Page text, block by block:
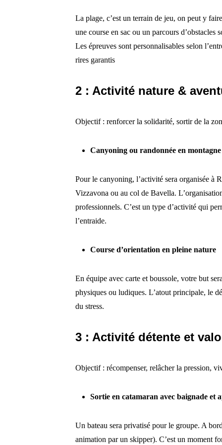
La plage, c’est un terrain de jeu, on peut y
une course en sac ou un parcours d’obstacles
Les épreuves sont personnalisables selon
rires garantis
2 : Activité nature &
Objectif : renforcer la solidarité, sortir de la
Canyoning ou randonnée en montagne
Pour le canyoning, l’activité sera organisée à
Vizzavona ou au col de Bavella.
professionnels. C’est un type d’activité qui
l’entraide.
Course d’orientation en pleine nature
En équipe avec carte et boussole, votre but
physiques ou ludiques. L’atout principale, le
du stress.
3 : Activité détente et
Objectif : récompenser, relâcher la pression,
Sortie en catamaran avec baignade et
Un bateau sera privatisé pour le groupe. A
animation par un skipper). C’est un moment